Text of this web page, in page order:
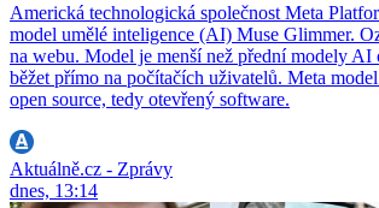
Americká technologická společnost Meta
model umělé inteligence (AI) Muse Glimmer.
na webu. Model je menší než přední modely AI
běžet přímo na počítačích uživatelů. Meta
open source, tedy otevřený software.
Aktuálně.cz - Zprávy
dnes, 13:14